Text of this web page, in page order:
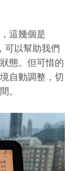
這幾個是
可以幫助我們
態。但可惜的
自動調整，切
。